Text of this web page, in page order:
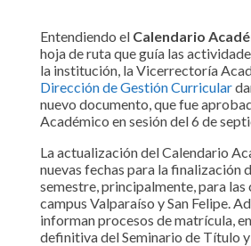
Entendiendo el Calendario
hoja de ruta que guía las
la institución, la Vicerrectoría
Dirección de Gestión Curricular
nuevo documento, que fue
Académico en sesión del 6 de
La actualización del Calendario
nuevas fechas para la finalización
semestre, principalmente, para las
campus Valparaíso y San Felipe.
informan procesos de matrícula,
definitiva del Seminario de Título